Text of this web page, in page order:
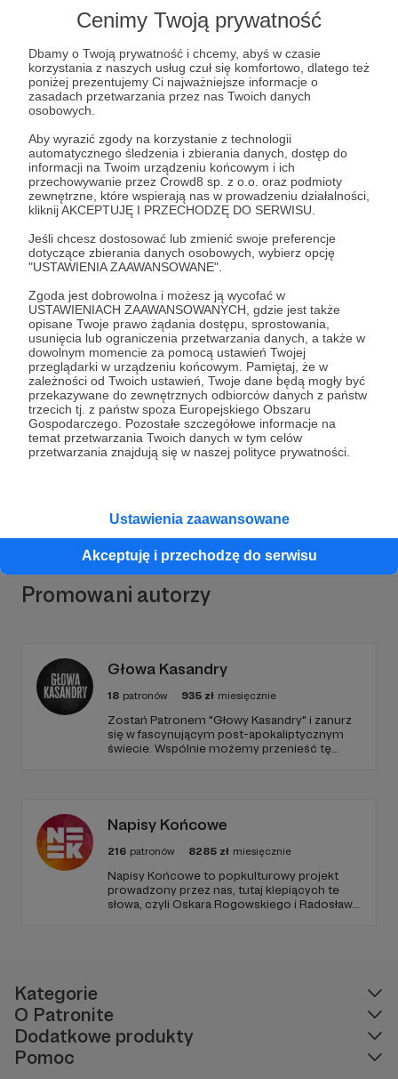
Cenimy Twoją prywatność
Dbamy o Twoją prywatność i chcemy, abyś w czasie
korzystania z naszych usług czuł się komfortowo, dlatego też
poniżej prezentujemy Ci najważniejsze informacje o
zasadach przetwarzania przez nas Twoich danych
osobowych.
Aby wyrazić zgody na korzystanie z technologii
automatycznego śledzenia i zbierania danych, dostęp do
informacji na Twoim urządzeniu końcowym i ich
przechowywanie przez Crowd8 sp. z o.o. oraz podmioty
zewnętrzne, które wspierają nas w prowadzeniu działalności,
kliknij AKCEPTUJĘ I PRZECHODZĘ DO SERWISU.
Jeśli chcesz dostosować lub zmienić swoje preferencje
dotyczące zbierania danych osobowych, wybierz opcję
"USTAWIENIA ZAAWANSOWANE".
Zgoda jest dobrowolna i możesz ją wycofać w
USTAWIENIACH ZAAWANSOWANYCH, gdzie jest także
opisane Twoje prawo żądania dostępu, sprostowania,
usunięcia lub ograniczenia przetwarzania danych, a także w
dowolnym momencie za pomocą ustawień Twojej
przeglądarki w urządzeniu końcowym. Pamiętaj, że w
zależności od Twoich ustawień, Twoje dane będą mogły być
przekazywane do zewnętrznych odbiorców danych z państw
trzecich tj. z państw spoza Europejskiego Obszaru
Gospodarczego. Pozostałe szczegółowe informacje na
temat przetwarzania Twoich danych w tym celów
przetwarzania znajdują się w naszej polityce prywatności.
Ustawienia zaawansowane
Akceptuję i przechodzę do serwisu
gwiazdy na scenie, Bachleda u Wnuka,
Razem dla Nowego Targu, Bitwa o miliony,
Jubileuszowy Festiwal Literacki, oraz
horoskop
Serdecznie zapraszamy na najważniejsze wieści z naszego
czwartkowego wydania.
#felieton #babiagóra #diablak +7
Dołącz do grona Patronów!
Wesprzyj działalność AutoraTygodnik Podhalański
już teraz!
Promowani autorzy
Głowa Kasandry
18 patronów 935 zł miesięcznie
​Zostań Patronem "Głowy Kasandry" i zanurz
się w fascynującym post-apokaliptycznym
świecie. Wspólnie możemy przenieść tę
Napisy Końcowe
216 patronów 8285 zł miesięcznie
Napisy Końcowe to popkulturowy projekt
prowadzony przez nas, tutaj klepiących te
słowa, czyli Oskara Rogowskiego i Radosława
Kategorie
O Patronite
Dodatkowe produkty
Pomoc